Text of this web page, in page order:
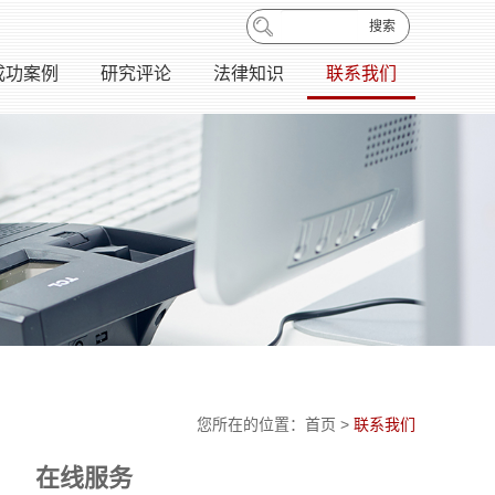
搜索
功案例 研究评论 法律知识 联系我们
您所在的位置： 首页 > 联系我们
在线服务